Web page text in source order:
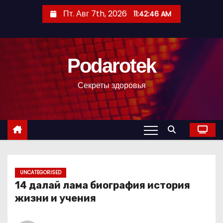
с
Пт. Авг 7th, 2026 11:42:47 AM
Podarotek
Секреты здоровья
UNCATEGORISED
14 далай лама биография история
жизни и учения